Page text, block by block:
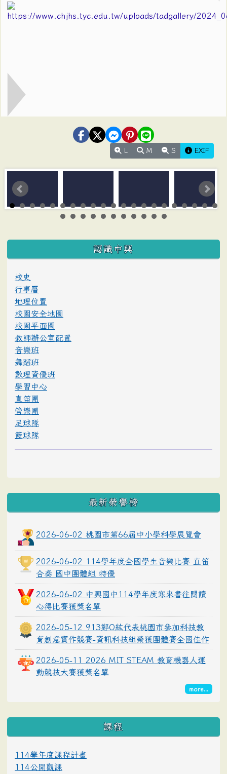
M S EXIF
:::
認識中興
校史
行事曆
地理位置
校園安全地圖
校園平面圖
教師辦公室配置
音樂班
舞蹈班
數理資優班
學習中心
直笛團
管樂團
足球隊
籃球隊
最新榮譽榜
2026-06-02 桃園市第66屆中小學科學展覽會
2026-06-02 114學年度全國學生音樂比賽 直笛
合奏 國中團體組 特優
2026-06-02 中興國中114學年度寒來書往閱讀
心得比賽獲獎名單
2026-05-12 913鄭O紘代表桃園市參加科技教
育創意實作競賽-資訊科技組榮獲團體賽全國佳作
2026-05-11 2026 MIT STEAM 教育機器人運
動競技大賽獲獎名單
more...
課程
114學年度課程計畫
114公開觀課